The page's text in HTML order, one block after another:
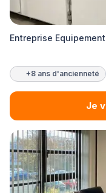
Entreprise
+8 ans d'ancienneté
Je